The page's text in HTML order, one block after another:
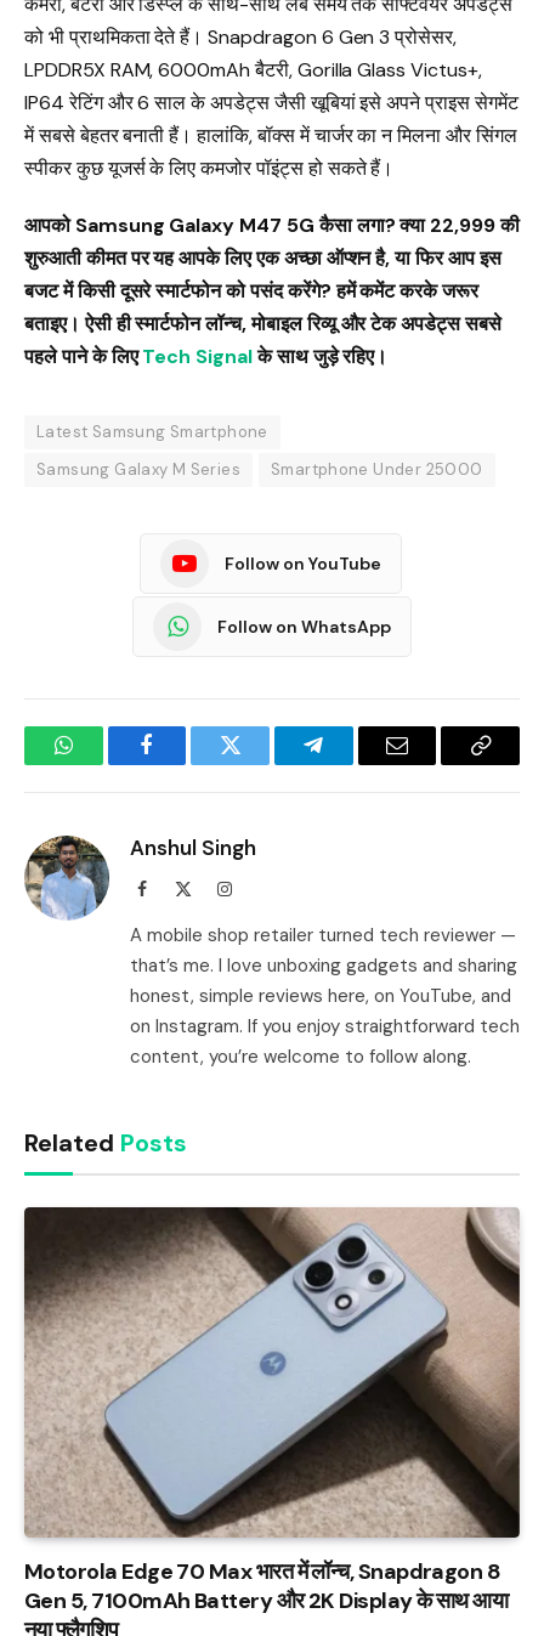
को भी प्राथमिकता देते हैं। Snapdragon 6 Gen 3 प्रोसेसर,
LPDDR5X RAM, 6000mAh बैटरी, Gorilla Glass Victus+,
IP64 रेटिंग और 6 साल के अपडेट्स जैसी खूबियां इसे अपने प्राइस सेगमेंट
में सबसे बेहतर बनाती हैं। हालांकि, बॉक्स में चार्जर का न मिलना और सिंगल
स्पीकर कुछ यूजर्स के लिए कमजोर पॉइंट्स हो सकते हैं।
आपको Samsung Galaxy M47 5G कैसा लगा? क्या ₹22,999 की
शुरुआती कीमत पर यह आपके लिए एक अच्छा ऑप्शन है, या फिर आप इस
बजट में किसी दूसरे स्मार्टफोन को पसंद करेंगे? हमें कमेंट करके जरूर
बताइए। ऐसी ही स्मार्टफोन लॉन्च, मोबाइल रिव्यू और टेक अपडेट्स सबसे
पहले पाने के लिएTech Signalके साथ जुड़े रहिए।
Latest Samsung Smartphone
Samsung Galaxy M Series
Smartphone Under 25000
Follow on YouTube
Follow on WhatsApp
WhatsAppFacebookTwitter TelegramEmail
Copy
Anshul Singh
Facebook Instagram
A mobile shop retailer turned tech reviewer —
that’s me. I love unboxing gadgets and sharing
honest, simple reviews here, on YouTube, and
on Instagram. If you enjoy straightforward tech
content, you’re welcome to follow along.
Related Posts
Motorola Edge 70 Max भारत में लॉन्च, Snapdragon 8
Gen 5, 7100mAh Battery और 2K Display के साथ आया